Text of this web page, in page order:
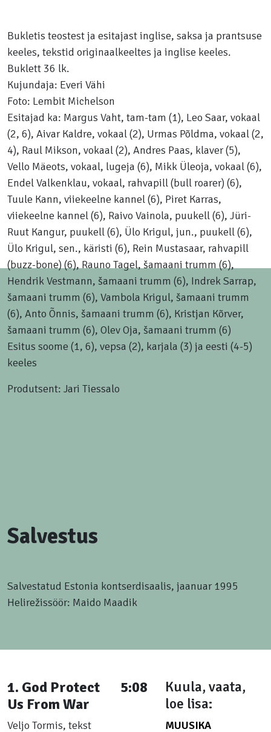
Bukletis teostest ja esitajast inglise, saksa ja prantsuse
keeles, tekstid originaalkeeltes ja inglise keeles.
Buklett 36 lk.
Kujundaja: Everi Vähi
Foto: Lembit Michelson
Esitajad ka: Margus Vaht, tam-tam (1), Leo Saar, vokaal
(2, 6), Aivar Kaldre, vokaal (2), Urmas Põldma, vokaal (2,
4), Raul Mikson, vokaal (2), Andres Paas, klaver (5),
Vello Mäeots, vokaal, lugeja (6), Mikk Üleoja, vokaal (6),
Endel Valkenklau, vokaal, rahvapill (bull roarer) (6),
Tuule Kann, viiekeelne kannel (6), Piret Karras,
viiekeelne kannel (6), Raivo Vainola, puukell (6), Jüri-
Ruut Kangur, puukell (6), Ülo Krigul, jun., puukell (6),
Ülo Krigul, sen., käristi (6), Rein Mustasaar, rahvapill
(buzz-bone) (6), Rauno Tagel, šamaani trumm (6),
Hendrik Vestmann, šamaani trumm (6), Indrek Sarrap,
šamaani trumm (6), Vambola Krigul, šamaani trumm
(6), Anto Õnnis, šamaani trumm (6), Kristjan Kõrver,
šamaani trumm (6), Olev Oja, šamaani trumm (6)
Esitus soome (1, 6), vepsa (2), karjala (3) ja eesti (4-5)
keeles
Produtsent: Jari Tiessalo
Salvestus
Salvestatud Estonia kontserdisaalis, jaanuar 1995
Helirežissöör: Maido Maadik
1. God Protect
Us From War
Veljo Tormis, tekst
5:08
Kuula, vaata,
loe lisa:
MUUSIKA